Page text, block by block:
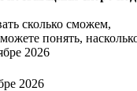
сколько сможем,
понять,
2026
2026